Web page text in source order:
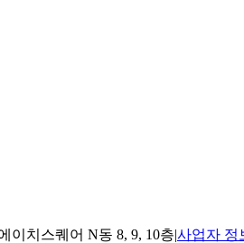
이치스퀘어 N동 8, 9, 10층|사업자 정